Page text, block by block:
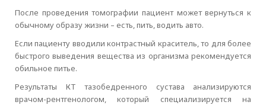
После проведения томографии пациент может вернуться к
обычному образу жизни – есть, пить, водить авто.
Если пациенту вводили контрастный краситель, то для более
быстрого выведения вещества из организма рекомендуется
обильное питье.
Результаты КТ тазобедренного сустава анализируются
врачом-рентгенологом, который специализируется на